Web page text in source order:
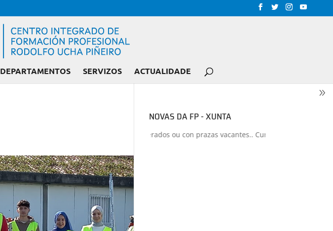
DEPARTAMENTOS SERVIZOS ACTUALIDADE
NOVAS DA FP - XUNTA
Admisión FP: Ciclos liberados ou con prazas vacantes.. Curso 2026-2027